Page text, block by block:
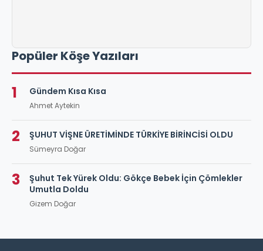
Popüler Köşe Yazıları
1 Gündem Kısa Kısa
Ahmet Aytekin
2 ŞUHUT VİŞNE ÜRETİMİNDE TÜRKİYE BİRİNCİSİ OLDU
Sümeyra Doğar
3
Şuhut Tek Yürek Oldu: Gökçe Bebek İçin Çömlekler
Umutla Doldu
Gizem Doğar